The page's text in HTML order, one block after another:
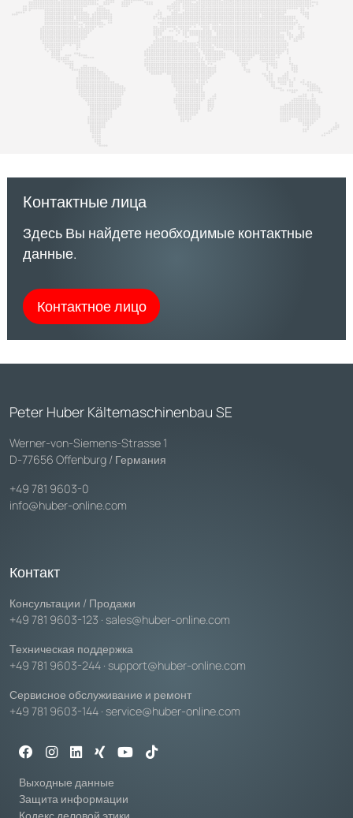
Контактные лица
Здесь Вы найдете необходимые контактные
данные.
Контактное лицо
Peter Huber Kältemaschinenbau SE
Werner-von-Siemens-Strasse 1
D-77656 Offenburg / Германия
+49 781 9603-0
info@huber-online.com
Контакт
Консультации / Продажи
+49 781 9603-123 · sales@huber-online.com
Техническая поддержка
+49 781 9603-244 · support@huber-online.com
Сервисное обслуживание и ремонт
+49 781 9603-144 · service@huber-online.com
Выходные данные
Защита информации